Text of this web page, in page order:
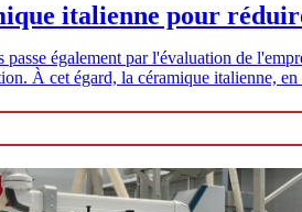
italienne pour
passe également par l'évaluation de
des matériaux de construction. À cet égard, la